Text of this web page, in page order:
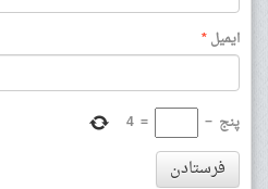
ایمیل*
پنج −
=
4
فرستادن